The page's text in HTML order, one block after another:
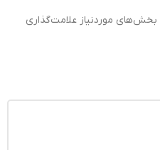
بخش‌های موردنیاز علامت‌گذاری